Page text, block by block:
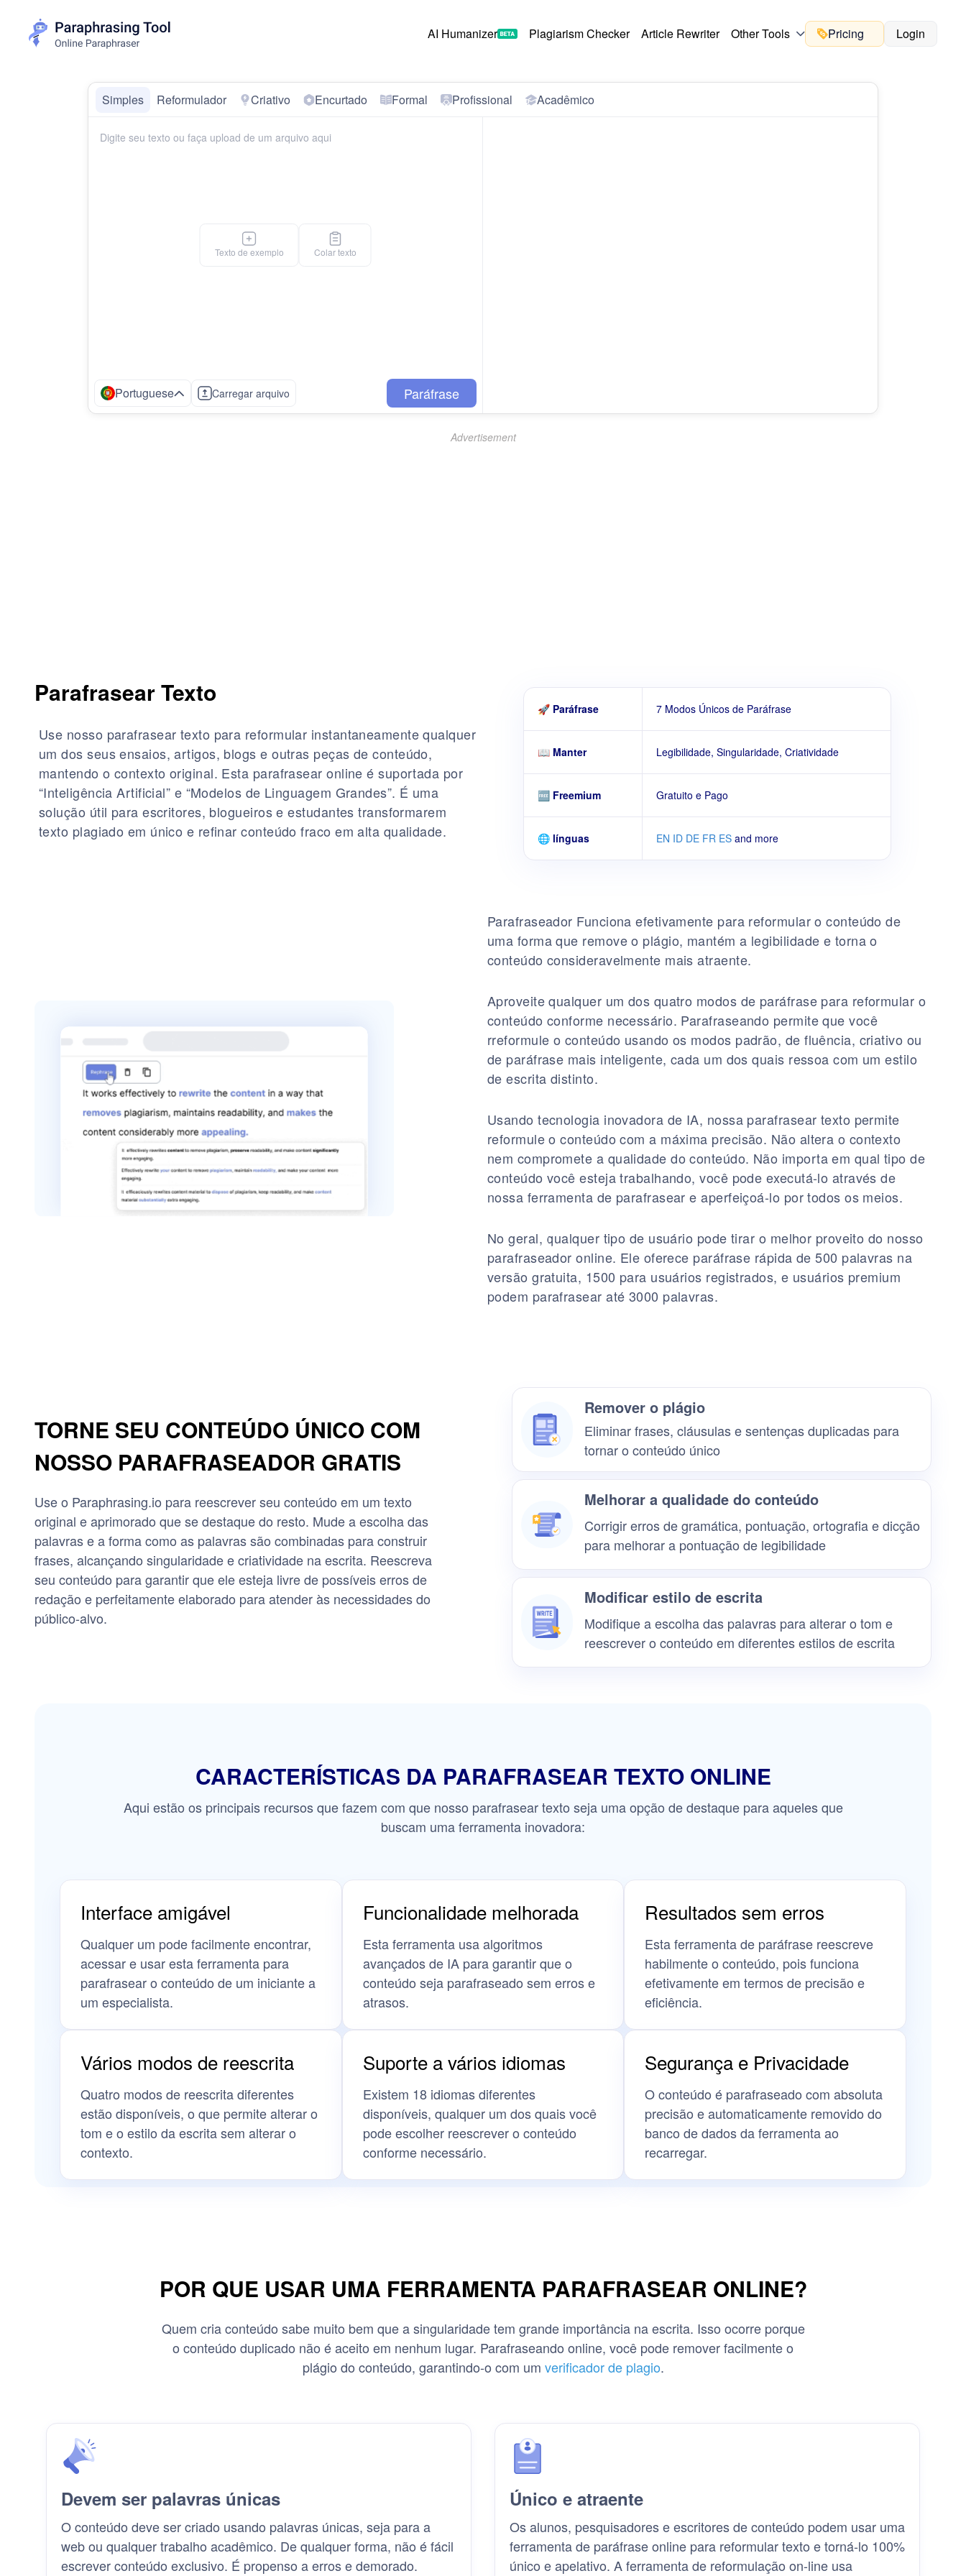
AI Humanizer Plagiarism Checker Article Rewriter Other Tools Pricing Login
Simples Reformulador Criativo Encurtado Formal Profissional Acadêmico
Texto de exemplo Colar texto
Portuguese Carregar arquivo Paráfrase
Advertisement
Parafrasear Texto
Use nosso parafrasear texto para reformular instantaneamente qualquer
um dos seus ensaios, artigos, blogs e outras peças de conteúdo,
mantendo o contexto original. Esta parafrasear online é suportada por
“Inteligência Artificial” e “Modelos de Linguagem Grandes”. É uma
solução útil para escritores, blogueiros e estudantes transformarem
texto plagiado em único e refinar conteúdo fraco em alta qualidade.
🚀 Paráfrase 7 Modos Únicos de Paráfrase
📖 Manter Legibilidade, Singularidade, Criatividade
🆓 Freemium Gratuito e Pago
🌐 línguas EN ID DE FR ES and more
Parafraseador Funciona efetivamente para reformular o conteúdo de
uma forma que remove o plágio, mantém a legibilidade e torna o
conteúdo consideravelmente mais atraente.
Aproveite qualquer um dos quatro modos de paráfrase para reformular o
conteúdo conforme necessário. Parafraseando permite que você
rreformule o conteúdo usando os modos padrão, de fluência, criativo ou
de paráfrase mais inteligente, cada um dos quais ressoa com um estilo
de escrita distinto.
Usando tecnologia inovadora de IA, nossa parafrasear texto permite
reformule o conteúdo com a máxima precisão. Não altera o contexto
nem compromete a qualidade do conteúdo. Não importa em qual tipo de
conteúdo você esteja trabalhando, você pode executá-lo através de
nossa ferramenta de parafrasear e aperfeiçoá-lo por todos os meios.
No geral, qualquer tipo de usuário pode tirar o melhor proveito do nosso
parafraseador online. Ele oferece paráfrase rápida de 500 palavras na
versão gratuita, 1500 para usuários registrados, e usuários premium
podem parafrasear até 3000 palavras.
TORNE SEU CONTEÚDO ÚNICO COM
NOSSO PARAFRASEADOR GRATIS
Use o Paraphrasing.io para reescrever seu conteúdo em um texto
original e aprimorado que se destaque do resto. Mude a escolha das
palavras e a forma como as palavras são combinadas para construir
frases, alcançando singularidade e criatividade na escrita. Reescreva
seu conteúdo para garantir que ele esteja livre de possíveis erros de
redação e perfeitamente elaborado para atender às necessidades do
público-alvo.
Remover o plágio
Eliminar frases, cláusulas e sentenças duplicadas para
tornar o conteúdo único
Melhorar a qualidade do conteúdo
Corrigir erros de gramática, pontuação, ortografia e dicção
para melhorar a pontuação de legibilidade
Modificar estilo de escrita
Modifique a escolha das palavras para alterar o tom e
reescrever o conteúdo em diferentes estilos de escrita
CARACTERÍSTICAS DA PARAFRASEAR TEXTO ONLINE
Aqui estão os principais recursos que fazem com que nosso parafrasear texto seja uma opção de destaque para aqueles que
buscam uma ferramenta inovadora:
Interface amigável
Qualquer um pode facilmente encontrar,
acessar e usar esta ferramenta para
parafrasear o conteúdo de um iniciante a
um especialista.
Funcionalidade melhorada
Esta ferramenta usa algoritmos
avançados de IA para garantir que o
conteúdo seja parafraseado sem erros e
atrasos.
Resultados sem erros
Esta ferramenta de paráfrase reescreve
habilmente o conteúdo, pois funciona
efetivamente em termos de precisão e
eficiência.
Vários modos de reescrita
Quatro modos de reescrita diferentes
estão disponíveis, o que permite alterar o
tom e o estilo da escrita sem alterar o
contexto.
Suporte a vários idiomas
Existem 18 idiomas diferentes
disponíveis, qualquer um dos quais você
pode escolher reescrever o conteúdo
conforme necessário.
Segurança e Privacidade
O conteúdo é parafraseado com absoluta
precisão e automaticamente removido do
banco de dados da ferramenta ao
recarregar.
POR QUE USAR UMA FERRAMENTA PARAFRASEAR ONLINE?
Quem cria conteúdo sabe muito bem que a singularidade tem grande importância na escrita. Isso ocorre porque
o conteúdo duplicado não é aceito em nenhum lugar. Parafraseando online, você pode remover facilmente o
plágio do conteúdo, garantindo-o com um verificador de plagio.
Devem ser palavras únicas
O conteúdo deve ser criado usando palavras únicas, seja para a
web ou qualquer trabalho acadêmico. De qualquer forma, não é fácil
escrever conteúdo exclusivo. É propenso a erros e demorado.
Único e atraente
Os alunos, pesquisadores e escritores de conteúdo podem usar uma
ferramenta de paráfrase online para reformular texto e torná-lo 100%
único e apelativo. A ferramenta de reformulação on-line usa